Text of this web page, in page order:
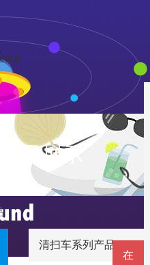
体育
品展示
清扫车系列产品
在